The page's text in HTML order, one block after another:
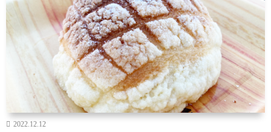
2022.12.12